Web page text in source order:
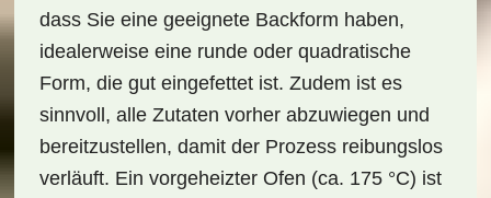
dass Sie eine geeignete Backform haben,
idealerweise eine runde oder quadratische
Form, die gut eingefettet ist. Zudem ist es
sinnvoll, alle Zutaten vorher abzuwiegen und
bereitzustellen, damit der Prozess reibungslos
verläuft. Ein vorgeheizter Ofen (ca. 175 °C) ist